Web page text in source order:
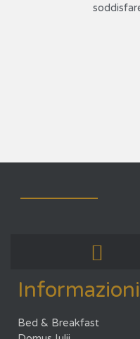
Informazioni
Bed & Breakfast